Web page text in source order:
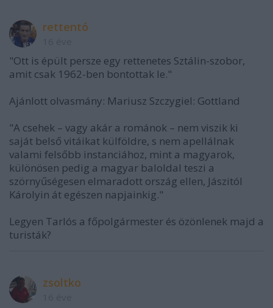
rettentó
"Ott is épült persze egy rettenetes Sztálin-szobor,
amit csak 1962-ben bontottak le."
Ajánlott olvasmány: Mariusz Szczygiel: Gottland
"A csehek – vagy akár a románok – nem viszik ki
saját belső vitáikat külföldre, s nem apellálnak
valami felsőbb instanciához, mint a magyarok,
különösen pedig a magyar baloldal teszi a
szörnyűségesen elmaradott ország ellen, Jászitól
Károlyin át egészen napjainkig."
Legyen Tarlós a főpolgármester és özönlenek majd a
turisták?
zsoltko